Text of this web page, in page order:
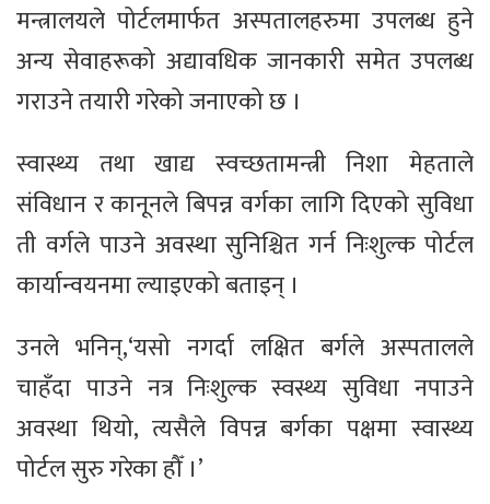
मन्त्रालयले पोर्टलमार्फत अस्पतालहरुमा उपलब्ध हुने
अन्य सेवाहरूको अद्यावधिक जानकारी समेत उपलब्ध
गराउने तयारी गरेको जनाएको छ ।
स्वास्थ्य तथा खाद्य स्वच्छतामन्त्री निशा मेहताले
संविधान र कानूनले बिपन्न वर्गका लागि दिएको सुविधा
ती वर्गले पाउने अवस्था सुनिश्चित गर्न निःशुल्क पोर्टल
कार्यान्वयनमा ल्याइएको बताइन् ।
उनले भनिन्,‘यसो नगर्दा लक्षित बर्गले अस्पतालले
चाहँदा पाउने नत्र निःशुल्क स्वस्थ्य सुविधा नपाउने
अवस्था थियो, त्यसैले विपन्न बर्गका पक्षमा स्वास्थ्य
पोर्टल सुरु गरेका हौँ ।’